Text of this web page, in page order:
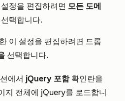
정을 편집하려면 모든 도메
선택합니다.
이 설정을 편집하려면 드롭
선택합니다.
에서 jQuery 포함확인란을
지 전체에 jQuery를 로드합니